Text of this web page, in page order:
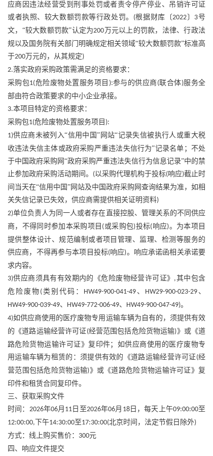
应商因违法经营受到刑事处罚或者责令停产停业、吊销许可证
或者执照、较大数额罚款等行政处罚。 (根据财库〔2022 〕 3号
文，“较大数额罚款”认定为200 万元以上的罚款，法律、行政法
规以及国务院有关部门明确规定相关领域“较大数额罚款”标准高
于200万元的，从其规定)
2.落实政府采购政策需满足的资格要求：
采购包1(危险废物处置服务项目 ):参与的供应商(联合体)服务全
部由符合政策要求的中小企业承接。
3.本项目特定的资格要求：
采购包1(危险废物处置服务项目 ):
1)供应商未被列入“信用中国”网站“记录失信被执行人或重大税
收违法失信主体或政府采购严重违法失信行为”记录名单；不处
于中国政府采购网“政府采购严重违法失信行为信息记录”中的禁
止参加政府采购活动期间。 (以采购代理机构于投标(响应)截止时
间当天在“信用中国”网站及中国政府采购网查询结果为准，如相
关失信记录已失效，供应商需提供相关证明资料)
2)单位负责人为同一人或者存在直接控股、管理关系的不同供应
商，不得同时参加本采购项目 (或采购包)投标(响应)。为本项目
提供整体设计、规范编制或者项目管理、监理、检测等服务的
供应商，不得再参与本项目投标(响应)。响应承诺函相关承诺要
求内容。
3)供应商须具有有效期内的《危险废物经营许可证》 ,其中包含
危险废物 ( 类别代码： HW49-900-041-49 、 HW29-900-023-29 、
HW49-900-039-49、 HW49-772-006-49、 HW49-900-047-49)。
4)如供应商使用的医疗废物专用运输车辆为自有的，须提供有效
的《道路运输经营许可证 (经营范围包括危险货物运输)》或《道
路危险货物运输许可证》复印件；如供应商使用的医疗废物专
用运输车辆为租赁的：须提供有效的《道路运输经营许可证 (经
营范围包括危险货物运输)》或《道路危险货物运输许可证》复
印件和租赁合同复印件。
三、获取采购文件
时间： 2026年06月 11 日至2026年06月 18日，每天上午09:00:00至
12:00:00, 下午14:30:00至17:30:00(北京时间，法定节假日除外)
方式：线上购买售价： 300元
四、响应文件提交